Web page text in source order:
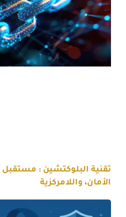
تقنية البلوكتشين : مستقبل
الأمان، واللامركزية